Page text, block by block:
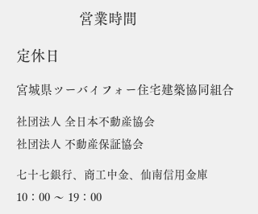
営業時間
定休日
​宮城県ツーバイフォー住宅建築協同組合
社団法人 全日本不動産協会
社団法人 不動産保証協会
七十七銀行、商工中金、仙南信用金庫
10：00 ～ 19：00